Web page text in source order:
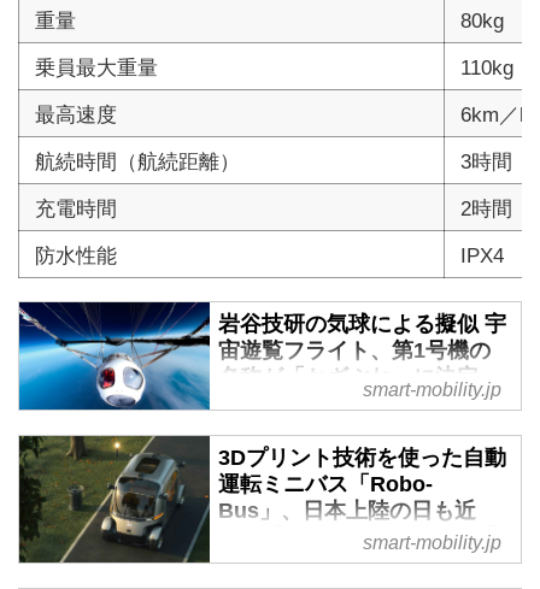
重量
80kg
乗員最大重量
110kg
最高速度
6km／h
航続時間（航続距離）
3時間（
充電時間
2時間
防水性能
IPX4
岩谷技研の気球による擬似 宇
宙遊覧フライト、第1号機の
名称が「かざぶね」に決定。
2025年6月以降の打ち上げを
目指す - スマートモビリティ
JP
2025年4月1日、岩谷技研はガス
気球による宇宙遊覧事業化（※）
プロジェクト「OPEN
smart-mobility.jp
3Dプリント技術を使った自動
運転ミニバス「Robo-
Bus」、日本上陸の日も近
い？【あなたの知らないEV】
- スマートモビリティJP
smart-mobility.jp